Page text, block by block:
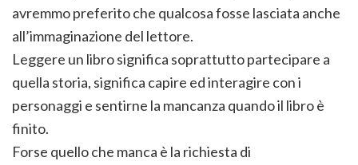
avremmo preferito che qualcosa fosse lasciata anche
all’immaginazione del lettore.
Leggere un libro significa soprattutto partecipare a
quella storia, significa capire ed interagire con i
personaggi e sentirne la mancanza quando il libro è
finito.
Forse quello che manca è la richiesta di